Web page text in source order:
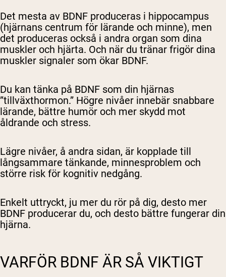
Det mesta av BDNF produceras i hippocampus
(hjärnans centrum för lärande och minne), men
det produceras också i andra organ som dina
muskler och hjärta. Och när du tränar frigör dina
muskler signaler som ökar BDNF.
Du kan tänka på BDNF som din hjärnas
”tillväxthormon.” Högre nivåer innebär snabbare
lärande, bättre humör och mer skydd mot
åldrande och stress.
Lägre nivåer, å andra sidan, är kopplade till
långsammare tänkande, minnesproblem och
större risk för kognitiv nedgång.
Enkelt uttryckt, ju mer du rör på dig, desto mer
BDNF producerar du, och desto bättre fungerar din
hjärna.
VARFÖR BDNF ÄR SÅ VIKTIGT